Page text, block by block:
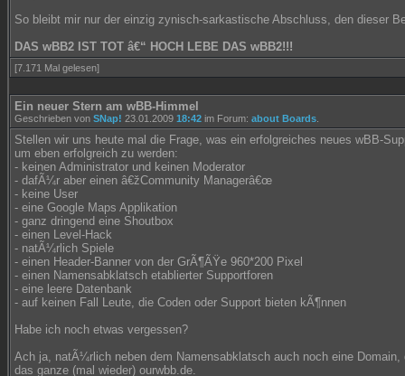
So bleibt mir nur der einzig zynisch-sarkastische Abschluss, den dieser
DAS wBB2 IST TOT â€“ HOCH LEBE DAS wBB2!!!
[7.171 Mal gelesen]
Ein neuer Stern am wBB-Himmel
Geschrieben von SNap! 23.01.2009 18:42 im Forum: about Boards
Stellen wir uns heute mal die Frage, was ein erfolgreiches neues wBB-
um eben erfolgreich zu werden:
- keinen Administrator und keinen Moderator
- dafÃ¼r aber einen â€žCommunity Managerâ€œ
- keine User
- eine Google Maps Applikation
- ganz dringend eine Shoutbox
- einen Level-Hack
- natÃ¼rlich Spiele
- einen Header-Banner von der GrÃ¶ÃŸe 960*200 Pixel
- einen Namensabklatsch etablierter Supportforen
- eine leere Datenbank
- auf keinen Fall Leute, die Coden oder Support bieten kÃ¶nnen
Habe ich noch etwas vergessen?
Ach ja, natÃ¼rlich neben dem Namensabklatsch auch noch eine
das ganze (mal wieder) ourwbb.de.